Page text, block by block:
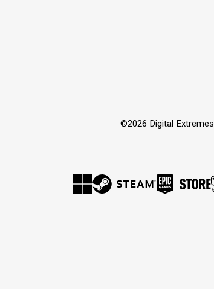
©2026 Digital